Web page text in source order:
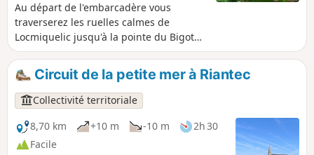
Au départ de l'embarcadère vous
traverserez les ruelles calmes de
Locmiquelic jusqu'à la pointe du Bigot
avec sa vue panoramique sur la rade de
Lorient et la vasière qui se découvre à
marée basse. La suite du parcours vous
conduira vers l'ancienne voie impériale
ainsi que dans les villages proches du
Blavet. Vous terminerez cette boucle en
cheminant à travers le marais de Pen
Circuit de la petite mer à Riantec
Collectivité territoriale
8,70 km
+10 m -10 m
2h 30
Facile